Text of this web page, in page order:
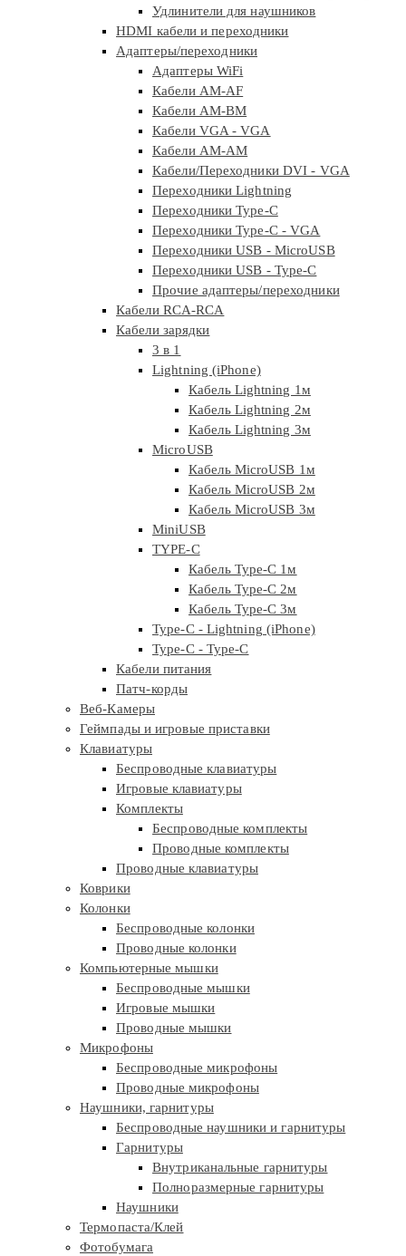
Удлинители для наушников
HDMI кабели и переходники
Адаптеры/переходники
Адаптеры WiFi
Кабели AM-AF
Кабели AM-BM
Кабели VGA - VGA
Кабели АМ-АМ
Кабели/Переходники DVI - VGA
Переходники Lightning
Переходники Type-C
Переходники Type-C - VGA
Переходники USB - MicroUSB
Переходники USB - Type-C
Прочие адаптеры/переходники
Кабели RCA-RCA
Кабели зарядки
3 в 1
Lightning (iPhone)
Кабель Lightning 1м
Кабель Lightning 2м
Кабель Lightning 3м
MicroUSB
Кабель MicroUSB 1м
Кабель MicroUSB 2м
Кабель MicroUSB 3м
MiniUSB
TYPE-C
Кабель Type-C 1м
Кабель Type-C 2м
Кабель Type-C 3м
Type-C - Lightning (iPhone)
Type-C - Type-C
Кабели питания
Патч-корды
Веб-Камеры
Геймпады и игровые приставки
Клавиатуры
Беспроводные клавиатуры
Игровые клавиатуры
Комплекты
Беспроводные комплекты
Проводные комплекты
Проводные клавиатуры
Коврики
Колонки
Беспроводные колонки
Проводные колонки
Компьютерные мышки
Беспроводные мышки
Игровые мышки
Проводные мышки
Микрофоны
Беспроводные микрофоны
Проводные микрофоны
Наушники, гарнитуры
Беспроводные наушники и гарнитуры
Гарнитуры
Внутриканальные гарнитуры
Полноразмерные гарнитуры
Наушники
Термопаста/Клей
Фотобумага